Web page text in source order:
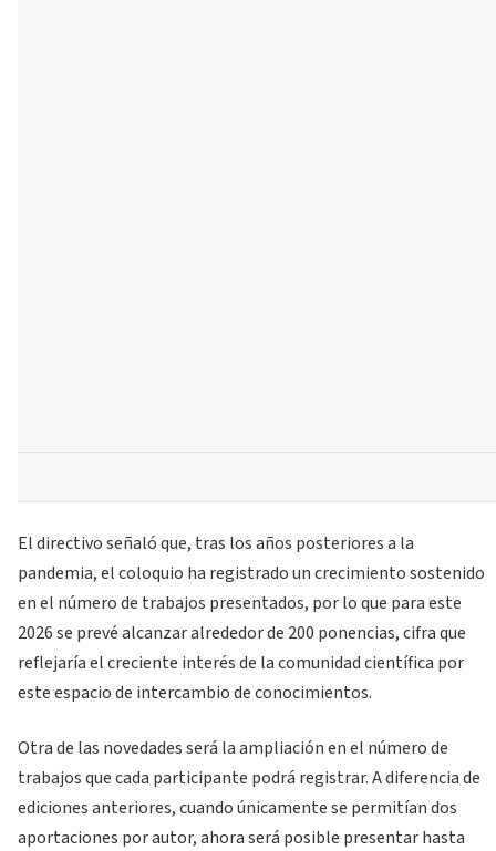
El directivo señaló que, tras los años posteriores a la
pandemia, el coloquio ha registrado un crecimiento sostenido
en el número de trabajos presentados, por lo que para este
2026 se prevé alcanzar alrededor de 200 ponencias, cifra que
reflejaría el creciente interés de la comunidad científica por
este espacio de intercambio de conocimientos.
Otra de las novedades será la ampliación en el número de
trabajos que cada participante podrá registrar. A diferencia de
ediciones anteriores, cuando únicamente se permitían dos
aportaciones por autor, ahora será posible presentar hasta